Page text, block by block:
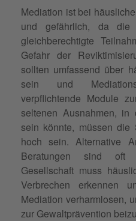
Mediation ist bei
und gefährlich, da die
gleichberechtigte
Gefahr der
sollten umfassend über
sein und
verpflichtende Module
seltenen Ausnahmen, in
sein könnte, müssen die
hoch sein. Alternative
Beratungen sind oft
Gesellschaft muss
Verbrechen erkennen
Mediation verharmlosen,
zur Gewaltprävention